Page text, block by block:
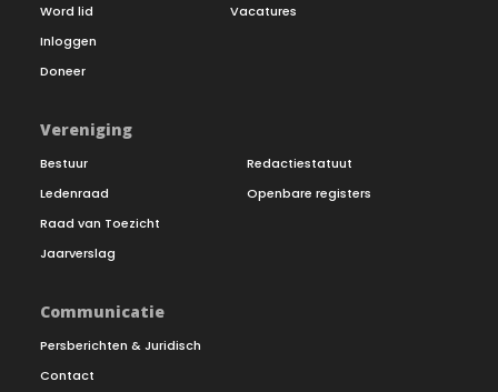
Word lid
Inloggen
Doneer
Vacatures
Vereniging
Bestuur
Ledenraad
Raad van Toezicht
Jaarverslag
Redactiestatuut
Openbare registers
Communicatie
Persberichten & Juridisch
Contact